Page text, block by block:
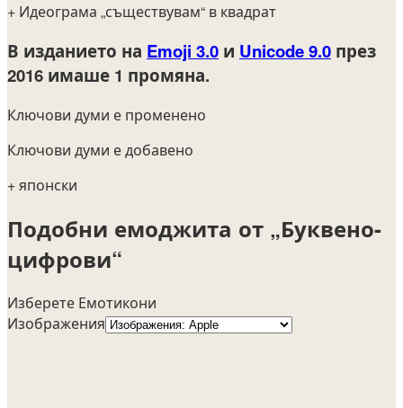
+ Идеограма „съществувам“ в квадрат
В изданието на Emoji 3.0 и Unicode 9.0 през
2016 имаше 1 промяна.
Ключови думи е променено
Ключови думи е добавено
+ японски
Подобни емоджита от „Буквено-
цифрови“
Изберете Емотикони
Изображения